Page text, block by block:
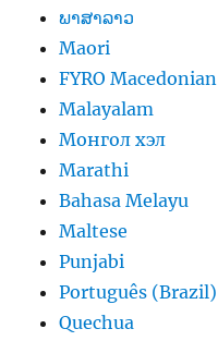
ພາສາລາວ
Maori
FYRO Macedonian
Malayalam
Монгол хэл
Marathi
Bahasa Melayu
Maltese
Punjabi
Português (Brazil)
Quechua